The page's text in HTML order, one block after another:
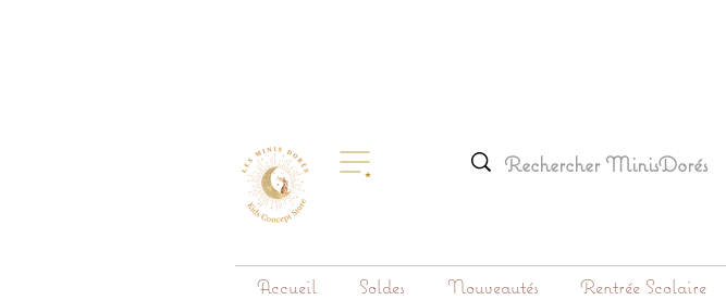
Accueil Soldes Nouveautés Rentrée Scolaire